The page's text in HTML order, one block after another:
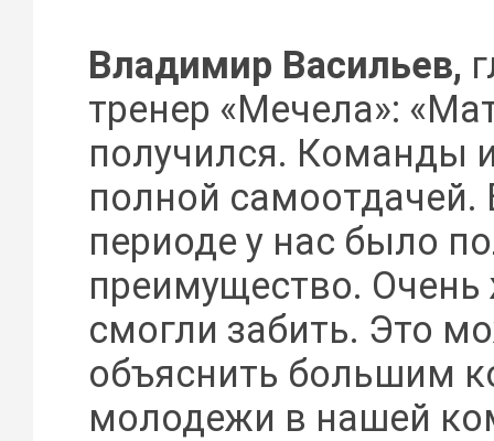
Владимир Васильев,
тренер «Мечела»:
получился. Команды
полной самоотдачей.
периоде у нас было
преимущество. Очень
смогли забить. Это
объяснить большим
молодежи в нашей